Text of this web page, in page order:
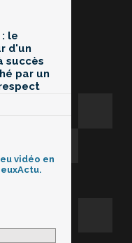
: le
d'un
succès
par un
vidéo en